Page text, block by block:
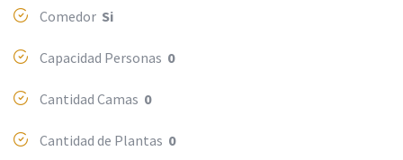
Comedor Si
Capacidad Personas 0
Cantidad Camas 0
Cantidad de Plantas 0